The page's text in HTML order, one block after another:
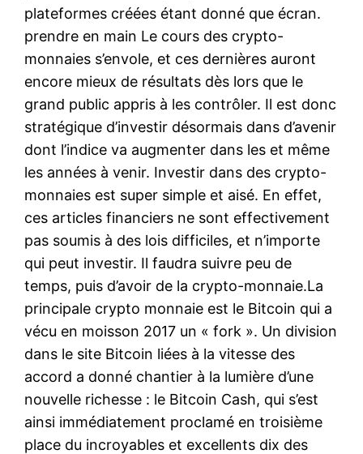
plateformes créées étant donné que écran.
prendre en main Le cours des crypto-
monnaies s’envole, et ces dernières auront
encore mieux de résultats dès lors que le
grand public appris à les contrôler. Il est donc
stratégique d’investir désormais dans d’avenir
dont l’indice va augmenter dans les et même
les années à venir. Investir dans des crypto-
monnaies est super simple et aisé. En effet,
ces articles financiers ne sont effectivement
pas soumis à des lois difficiles, et n’importe
qui peut investir. Il faudra suivre peu de
temps, puis d’avoir de la crypto-monnaie.La
principale crypto monnaie est le Bitcoin qui a
vécu en moisson 2017 un « fork ». Un division
dans le site Bitcoin liées à la vitesse des
accord a donné chantier à la lumière d’une
nouvelle richesse : le Bitcoin Cash, qui s’est
ainsi immédiatement proclamé en troisième
place du incroyables et excellents dix des